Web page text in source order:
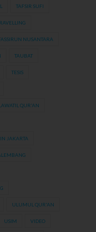
TAFSIR SUFI
NUSANTARA
TAUBAT
TESIS
QUR'AN
JAKARTA
ULUMUL QUR'AN
USIM VIDEO